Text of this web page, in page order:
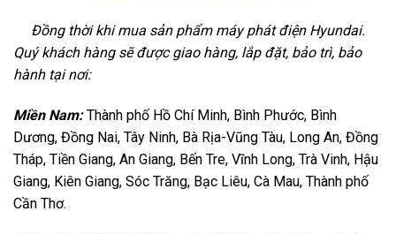
Đồng thời khi mua sản phẩm máy phát điện Hyundai.
Quý khách hàng sẽ được giao hàng, lắp đặt, bảo trì, bảo
hành tại nơi:
Miền Nam:Thành phố Hồ Chí Minh, Bình Phước, Bình
Dương, Đồng Nai, Tây Ninh, Bà Rịa-Vũng Tàu, Long An, Đồng
Tháp, Tiền Giang, An Giang, Bến Tre, Vĩnh Long, Trà Vinh, Hậu
Giang, Kiên Giang, Sóc Trăng, Bạc Liêu, Cà Mau, Thành phố
Cần Thơ.